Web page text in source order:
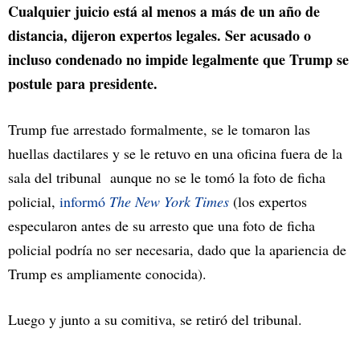
Cualquier juicio está al menos a más de un año de
distancia, dijeron expertos legales. Ser acusado o
incluso condenado no impide legalmente que Trump se
postule para presidente.
Trump fue arrestado formalmente, se le tomaron las
huellas dactilares y se le retuvo en una oficina fuera de la
sala del tribunal aunque no se le tomó la foto de ficha
policial, informó The New York Times (los expertos
especularon antes de su arresto que una foto de ficha
policial podría no ser necesaria, dado que la apariencia de
Trump es ampliamente conocida).
Luego y junto a su comitiva, se retiró del tribunal.